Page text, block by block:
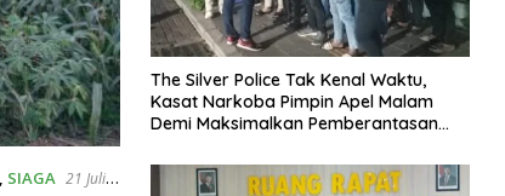
, SIAGA 21 Juli
The Silver Police Tak Kenal Waktu,
Kasat Narkoba Pimpin Apel Malam
Demi Maksimalkan Pemberantasan